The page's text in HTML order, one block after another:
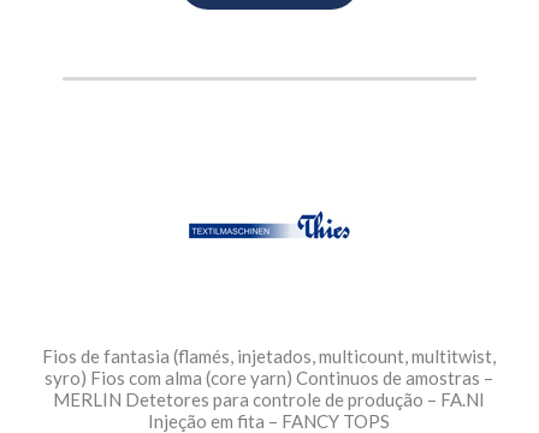
Fios de fantasia (flamés, injetados, multicount, multitwist,
syro) Fios com alma (core yarn) Continuos de amostras –
MERLIN Detetores para controle de produção – FA.NI
Injeção em fita – FANCY TOPS